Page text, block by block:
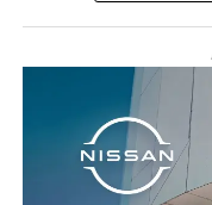
destacó la
técnico argentino
valoró la